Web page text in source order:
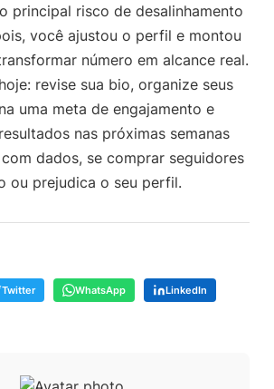
principal risco de desalinhamento
você ajustou o perfil e montou
número em alcance real.
revise sua bio, organize seus
uma meta de engajamento e
nas próximas semanas
dados, se comprar seguidores
ou prejudica o seu perfil.
Twitter WhatsApp
LinkedIn